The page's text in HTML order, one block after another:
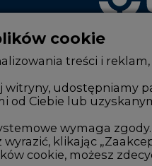
na CIRE
na CIRE
na CIRE
cookie
treści i
witryny, udostępniamy
Ciebie lub
wymaga
klikając
cookie, możesz